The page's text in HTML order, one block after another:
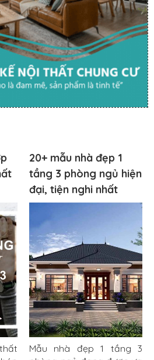
20+ mẫu nhà đẹp 1
tầng 3 phòng ngủ hiện
đại, tiện nghi nhất
Mẫu nhà đẹp 1 tầng 3